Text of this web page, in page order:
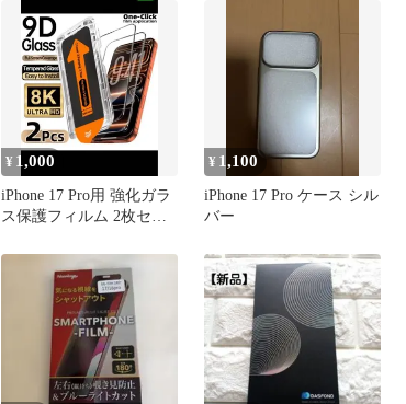
¥ 1,000
iPhone 17 Pro用 強化ガラ
ス保護フィルム 2枚セッ
¥ 1,100
iPhone 17 Pro ケース シル
バー